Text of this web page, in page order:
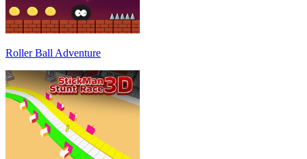
Roller Ball Adventure